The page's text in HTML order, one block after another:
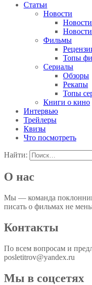
Статьи
Новости
Фильмы
Топы
Сериалы
Обзоры
Рекапы
Топы
Книги о кино
Интервью
Трейлеры
Квизы
Что посмотреть
Найти:
О нас
Мы — команда
писать о фильмах не
Контакты
По всем вопросам и
posletitrov@yandex.ru
Мы в соцсетях